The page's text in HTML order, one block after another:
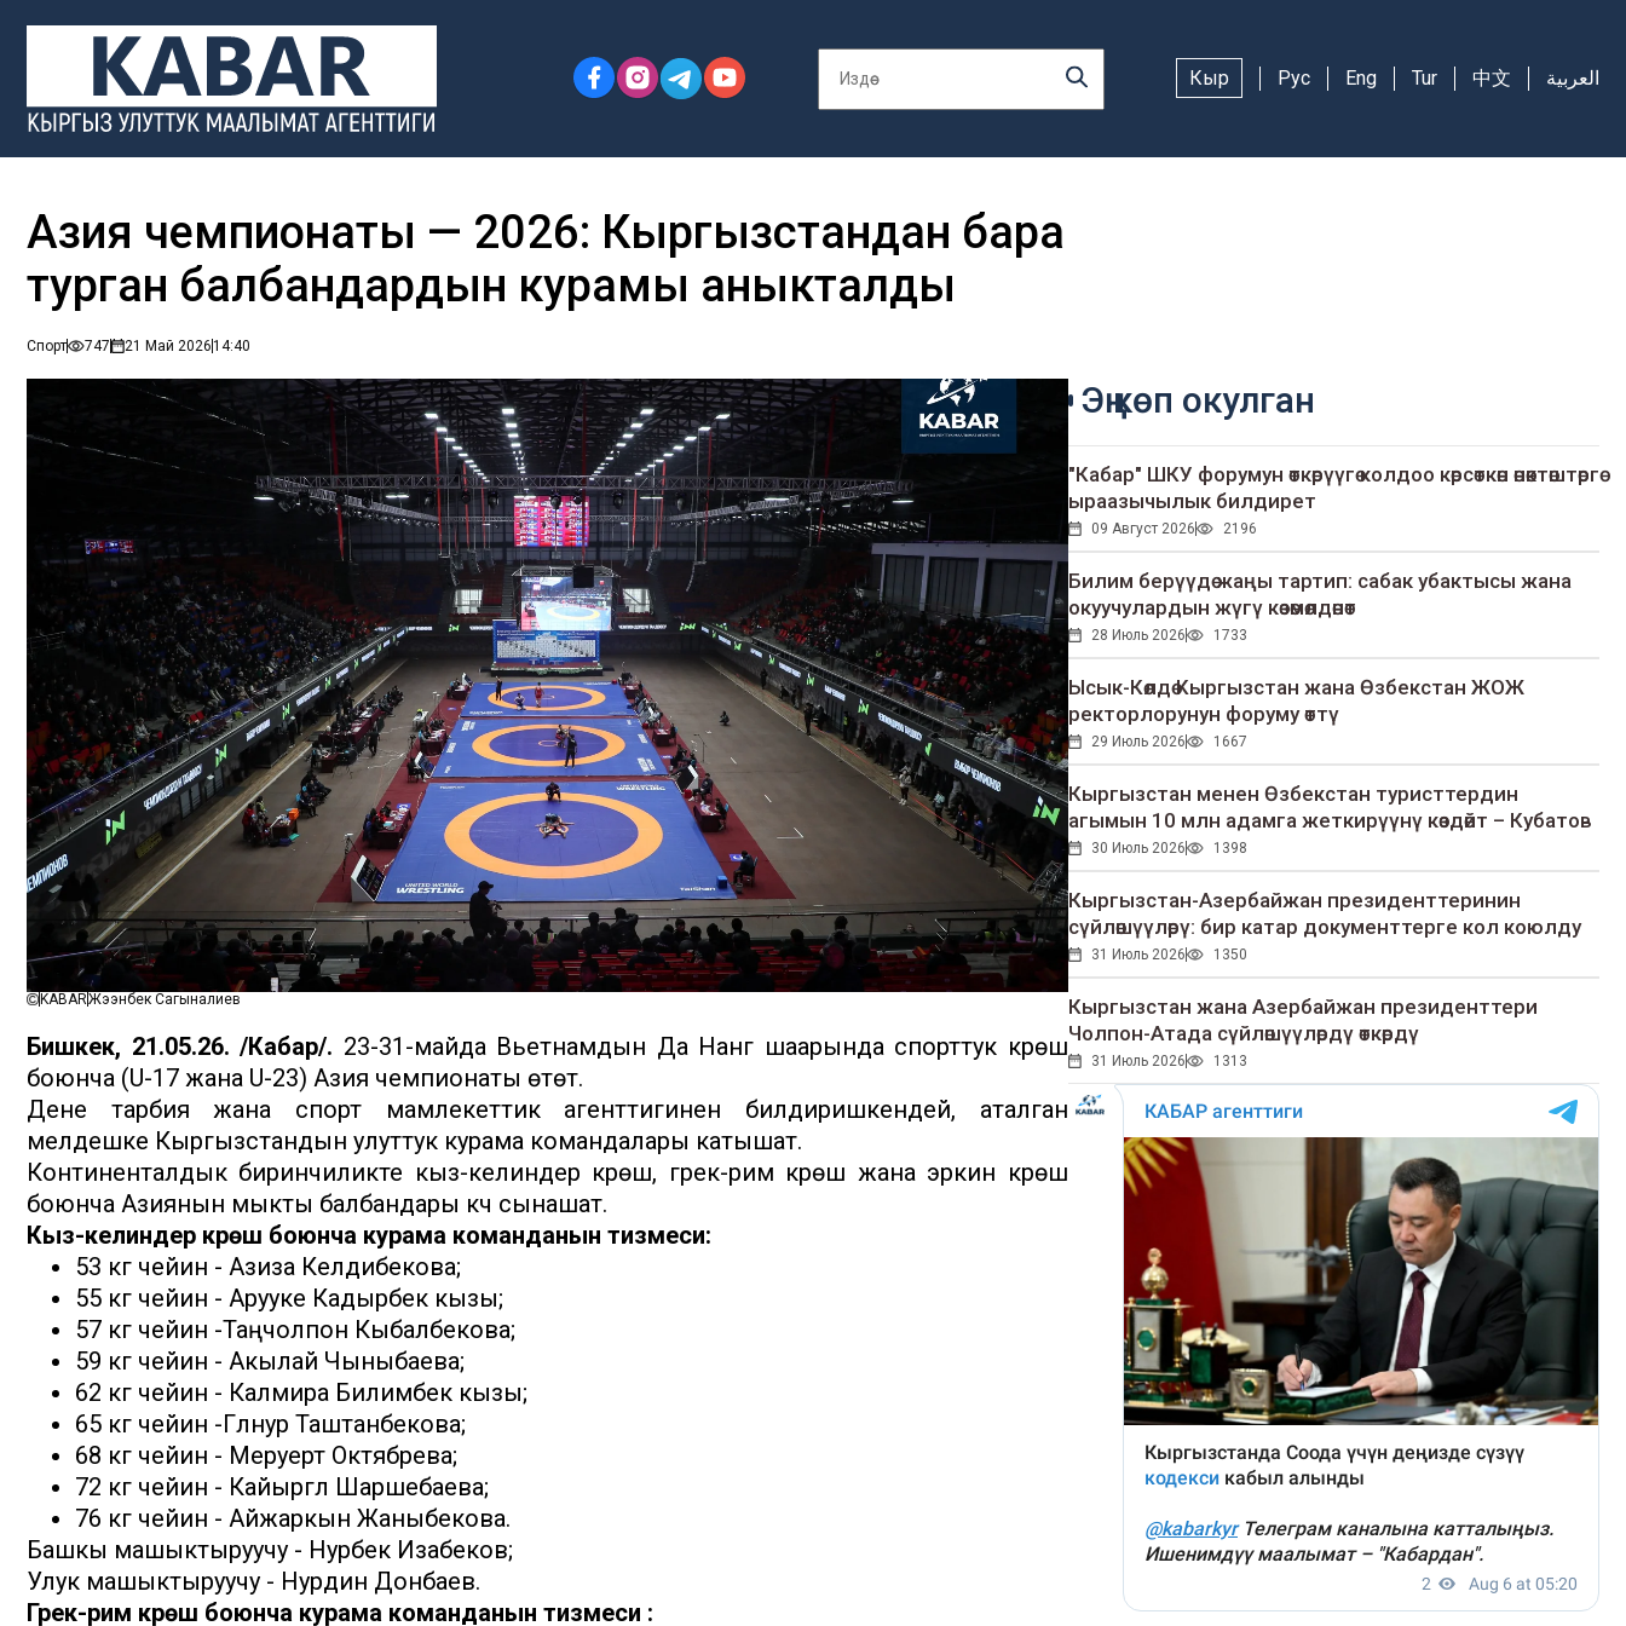
Кыр Рус Eng Tur 中文 العربية
Азия чемпионаты — 2026: Кыргызстандан бара
турган балбандардын курамы аныкталды
Спорт 747 21 Май 202614:40
KABARЖээнбек Сагыналиев
Бишкек, 21.05.26. /Кабар/. 23-31-майда Вьетнамдын Да Нанг шаарында спорттук күрөш
боюнча (U-17 жана U-23) Азия чемпионаты өтөт.
Дене тарбия жана спорт мамлекеттик агенттигинен билдиришкендей, аталган
мелдешке Кыргызстандын улуттук курама командалары катышат.
Континенталдык биринчиликте кыз-келиндер күрөшү, грек-рим күрөшү жана эркин күрөш
боюнча Азиянын мыкты балбандары күч сынашат.
Кыз-келиндер күрөшү боюнча курама команданын тизмеси:
53 кг чейин - Азиза Келдибекова;
55 кг чейин - Арууке Кадырбек кызы;
57 кг чейин -Таңчолпон Кыбалбекова;
59 кг чейин - Акылай Чыныбаева;
62 кг чейин - Калмира Билимбек кызы;
65 кг чейин -Гүлнур Таштанбекова;
68 кг чейин - Меруерт Октябрева;
72 кг чейин - Кайыргүл Шаршебаева;
76 кг чейин - Айжаркын Жаныбекова.
Башкы машыктыруучу - Нурбек Изабеков;
Улук машыктыруучу - Нурдин Донбаев.
Грек-рим күрөшү боюнча курама команданын тизмеси :
Эң көп окулган
"Кабар" ШКУ форумун өткөрүүгө колдоо көрсөткөн өнөктөштөргө
ыраазычылык билдирет
09 Август 2026 2196
Билим берүүдө жаңы тартип: сабак убактысы жана
окуучулардын жүгү көзөмөлдөнөт
28 Июль 2026 1733
Ысык-Көлдө Кыргызстан жана Өзбекстан ЖОЖ
ректорлорунун форуму өттү
29 Июль 2026 1667
Кыргызстан менен Өзбекстан туристтердин
агымын 10 млн адамга жеткирүүнү көздөйт – Кубатов
30 Июль 2026 1398
Кыргызстан-Азербайжан президенттеринин
сүйлөшүүлөрү: бир катар документтерге кол коюлду
31 Июль 2026 1350
Кыргызстан жана Азербайжан президенттери
Чолпон-Атада сүйлөшүүлөрдү өткөрдү
31 Июль 2026 1313